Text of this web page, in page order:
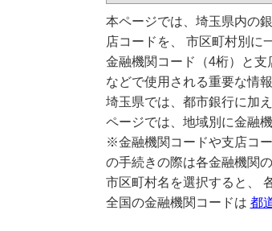
本ページでは、埼玉県内の
店コードを、 市区町村別に
金融機関コード（4桁）と
などで使用される重要な情報
埼玉県では、都市銀行に加
ページでは、地域別に金融
※金融機関コードや支店コ
の手続きの際は各金融機関
市区町村名を選択すると、
全国の金融機関コードは 都